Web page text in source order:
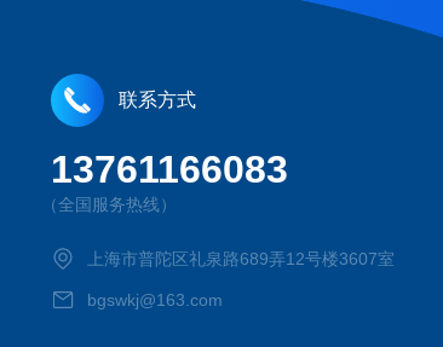
联系方式
13761166083
（全国服务热线）
上海市普陀区礼泉路689弄12号楼3607室
bgswkj@163.com